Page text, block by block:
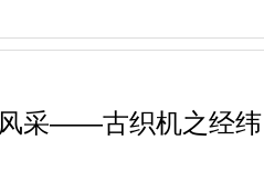
采——古织机之经纬